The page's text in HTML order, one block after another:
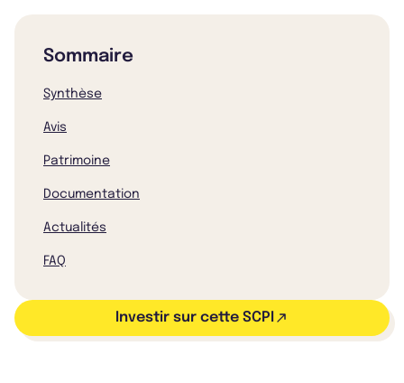
Sommaire
Synthèse
Avis
Patrimoine
Documentation
Actualités
FAQ
Investir sur cette SCPI